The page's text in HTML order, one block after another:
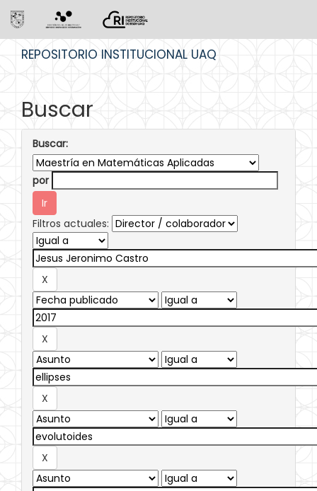
REPOSITORIO INSTITUCIONAL UAQ
Buscar
Buscar:
por
Filtros actuales: